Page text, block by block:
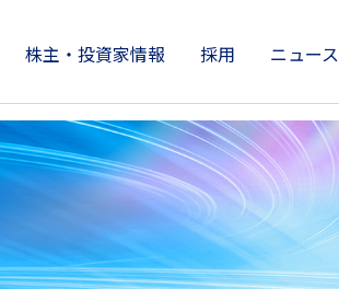
イノベーション
ティ
株主・投資家情報
情報
採用 ニュース